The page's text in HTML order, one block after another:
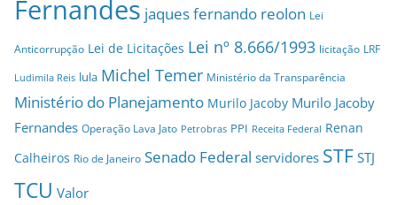
Fernandes jaques fernando reolon Lei
Anticorrupção Lei de Licitações Lei nº 8.666/1993 licitação LRF
Ludimila Reis lula Michel Temer Ministério da Transparência
Ministério do Planejamento Murilo Jacoby Murilo Jacoby
Fernandes Operação Lava Jato Petrobras PPI Receita Federal Renan
Calheiros Rio de Janeiro Senado Federal servidores STF STJ
TCU Valor